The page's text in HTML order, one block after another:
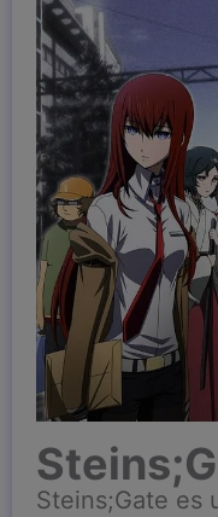
Steins;Gate es